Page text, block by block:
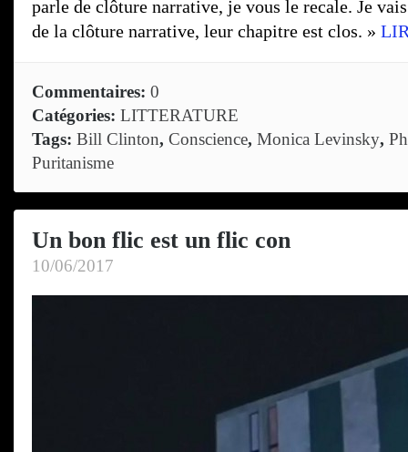
parle de clôture narrative, je vous le recale. Je
de la clôture narrative, leur chapitre est clos. »
Commentaires: 0
Catégories: LITTERATURE
Tags: Bill Clinton, Conscience, Monica Levinsky,
Puritanisme
Un bon flic est un flic con
10/06/2017